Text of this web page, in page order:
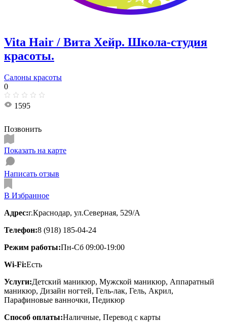
Vita Hair / Вита Хейр. Школа-студия
красоты.
Салоны красоты
0
1595
Позвонить
Показать на карте
Написать отзыв
В Избранное
Адрес:г.Краснодар, ул.Северная, 529/А
Телефон:8 (918) 185-04-24
Режим работы:Пн-Сб 09:00-19:00
Wi-Fi:Есть
Услуги:Детский маникюр, Мужской маникюр, Аппаратный
маникюр, Дизайн ногтей, Гель-лак, Гель, Акрил,
Парафиновые ванночки, Педикюр
Способ оплаты:Наличные, Перевод с карты